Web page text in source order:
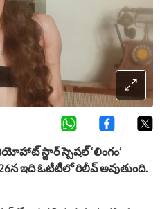
స్టార్ స్పెషల్ ‘లింగం’
ఇది ఓటీటీీలో రిలీవ్ అవుతుంది.